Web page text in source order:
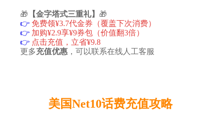
🎁 【金字塔式三重礼】 🎁
👉 免费领¥3.7代金券（覆盖下次消费）
👉 加购¥2.9享¥9券包（价值翻3倍）
👉 点击充值，立省¥9.8
更多充值优惠，可以联系在线人工客服
美国Net10话费充值攻略